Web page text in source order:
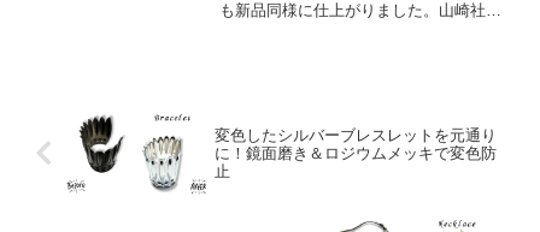
も新品同様に仕上がりました。山崎社長
変色したシルバーブレスレットを元通り
に！鏡面磨き＆ロジウムメッキで変色防
止